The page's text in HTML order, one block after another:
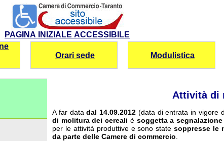
PAGINA INIZIALE ACCESSIBILE
Orari sede Modulistica
Attività di
A far datadal 14.09.2012 (data di entrata in vigore
di molitura dei cereali è soggetta a
per le attività produttive e sono statesoppresse le
da parte delle Camere di commercio